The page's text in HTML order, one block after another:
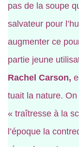
pas de la soupe
salvateur pour
augmenter ce
partie jeune
Rachel Carson,
tuait la nature. On
« traîtresse à la
l’époque la